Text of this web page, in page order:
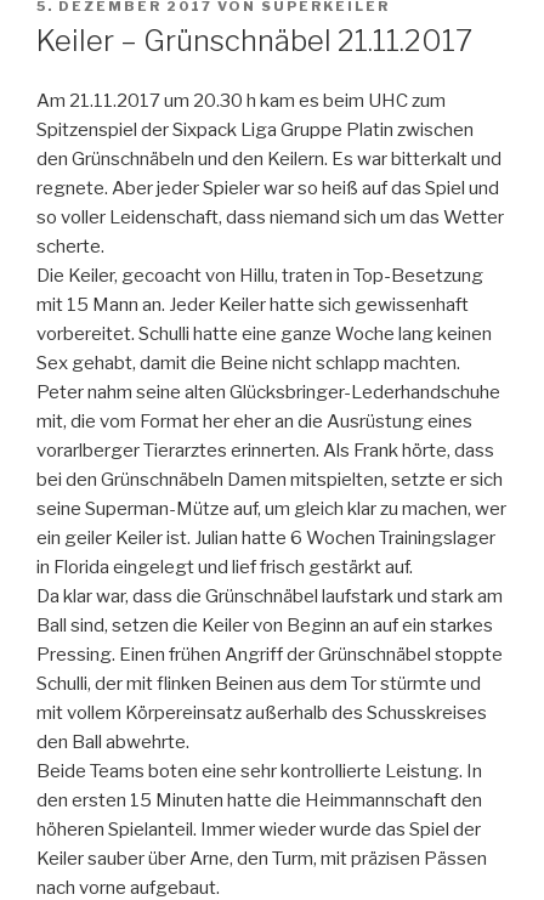
VERÖFFENTLICHT
AM
5. DEZEMBER 2017 VON SUPERKEILER
Keiler – Grünschnäbel 21.11.2017
Am 21.11.2017 um 20.30 h kam es beim UHC zum
Spitzenspiel der Sixpack Liga Gruppe Platin zwischen
den Grünschnäbeln und den Keilern. Es war bitterkalt und
regnete. Aber jeder Spieler war so heiß auf das Spiel und
so voller Leidenschaft, dass niemand sich um das Wetter
scherte.
Die Keiler, gecoacht von Hillu, traten in Top-Besetzung
mit 15 Mann an. Jeder Keiler hatte sich gewissenhaft
vorbereitet. Schulli hatte eine ganze Woche lang keinen
Sex gehabt, damit die Beine nicht schlapp machten.
Peter nahm seine alten Glücksbringer-Lederhandschuhe
mit, die vom Format her eher an die Ausrüstung eines
vorarlberger Tierarztes erinnerten. Als Frank hörte, dass
bei den Grünschnäbeln Damen mitspielten, setzte er sich
seine Superman-Mütze auf, um gleich klar zu machen, wer
ein geiler Keiler ist. Julian hatte 6 Wochen Trainingslager
in Florida eingelegt und lief frisch gestärkt auf.
Da klar war, dass die Grünschnäbel laufstark und stark am
Ball sind, setzen die Keiler von Beginn an auf ein starkes
Pressing. Einen frühen Angriff der Grünschnäbel stoppte
Schulli, der mit flinken Beinen aus dem Tor stürmte und
mit vollem Körpereinsatz außerhalb des Schusskreises
den Ball abwehrte.
Beide Teams boten eine sehr kontrollierte Leistung. In
den ersten 15 Minuten hatte die Heimmannschaft den
höheren Spielanteil. Immer wieder wurde das Spiel der
Keiler sauber über Arne, den Turm, mit präzisen Pässen
nach vorne aufgebaut.